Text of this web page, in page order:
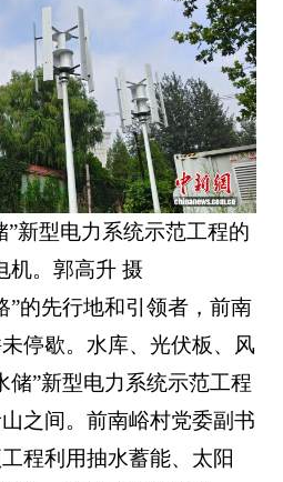
”新型电力系统示范工程的
机。郭高升 摄
”的先行地和引领者，前南
停歇。水库、光伏板、风
”新型电力系统示范工程
之间。前南峪村党委副书
程利用抽水蓄能、太阳